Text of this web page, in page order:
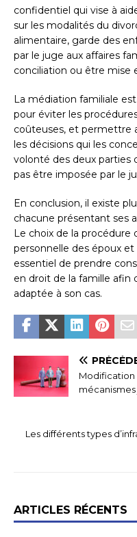
confidentiel qui vise à
sur les modalités du
alimentaire, garde des
par le juge aux affaires
conciliation ou être mise
La médiation familiale
pour éviter les
coûteuses, et permettre
les décisions qui les
volonté des deux parties
pas être imposée par le
En conclusion, il existe
chacune présentant ses
Le choix de la procédure
personnelle des époux
essentiel de prendre
en droit de la famille afin
adaptée à son cas.
Modification
Les différents types
ARTICLES RÉCENTS